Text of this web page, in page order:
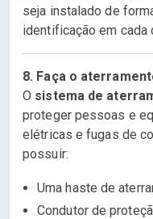
seja instalado de
identificação em cada
8. Faça o
O sistema de
proteger pessoas e
elétricas e fugas de
possuir:
Uma haste de
Condutor de